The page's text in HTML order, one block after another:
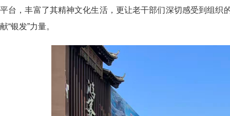
平台，丰富了其精神文化生活，更让老干部们深切感受到组
献“银发”力量。